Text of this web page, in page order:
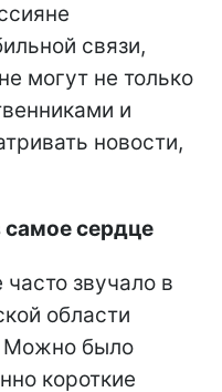
связи,
могут не только
и
новости,
самое сердце
звучало в
области
Можно было
короткие